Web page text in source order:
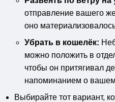
отправление вашего
оно
Убрать в кошелёк:
можно положить в
чтобы он притягивал
напоминанием о
Выбирайте тот вариант,